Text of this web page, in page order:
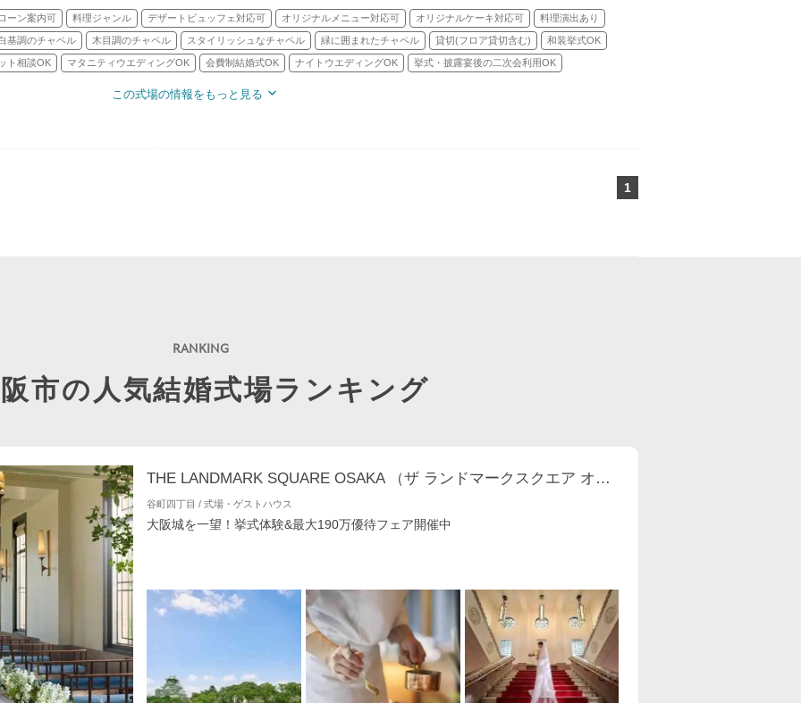
ーン案内可 料理ジャンル デザートビュッフェ対応可 オリジナルメニュー対応可 オリジナルケーキ対応可 料理演出あり
基調のチャペル 木目調のチャペル スタイリッシュなチャペル 緑に囲まれたチャペル 貸切(フロア貸切含む) 和装挙式OK
ト相談OK マタニティウエディングOK 会費制結婚式OK ナイトウエディングOK 挙式・披露宴後の二次会利用OK
この式場の情報をもっと見る
1
市の人気結婚式場ランキング
THE LANDMARK SQUARE OSAKA （ザ ランドマークスクエア オオサカ）
谷町四丁目 / 式場・ゲストハウス
大阪城を一望！挙式体験&最大190万優待フェア開催中